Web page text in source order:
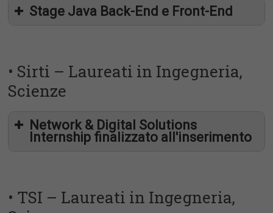
Stage Java Back-End e Front-End
• Sirti – Laureati in Ingegneria,
Scienze
Network & Digital Solutions
Internship finalizzato all'inserimento
• TSI – Laureati in Ingegneria,